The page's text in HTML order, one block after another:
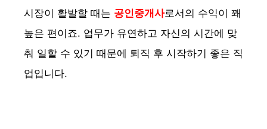
시장이 활발할 때는 공인중개사로서의 수익이 꽤
높은 편이죠. 업무가 유연하고 자신의 시간에 맞
춰 일할 수 있기 때문에 퇴직 후 시작하기 좋은 직
업입니다.